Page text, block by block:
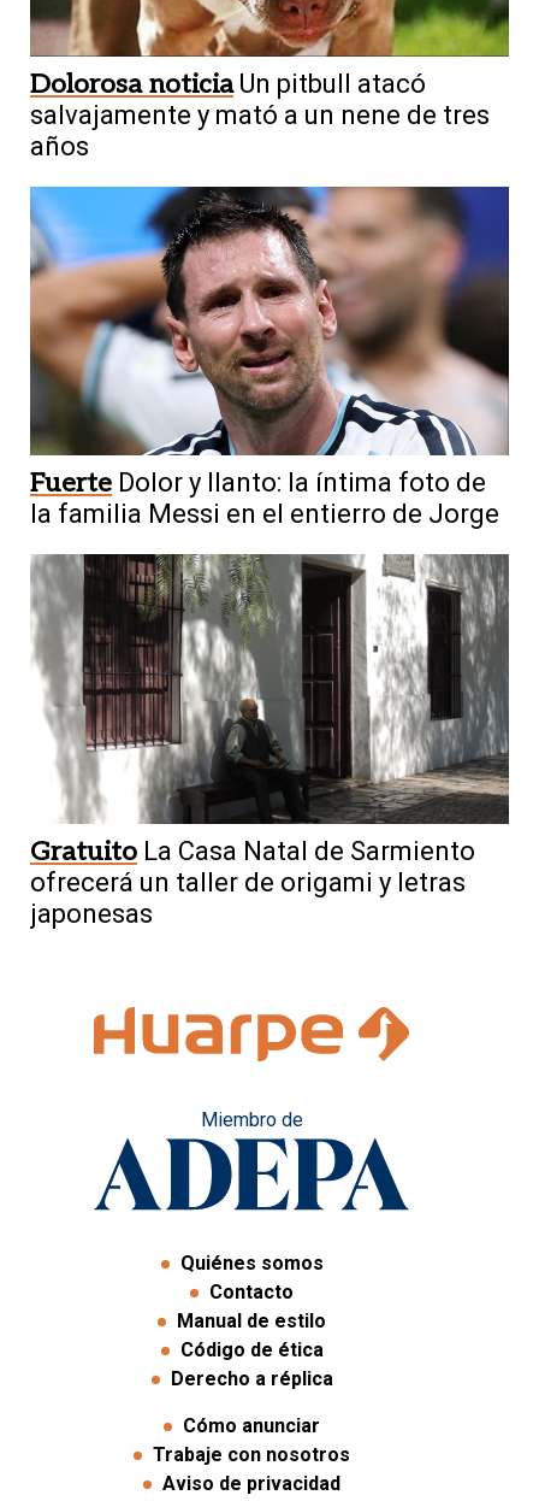
Dolorosa noticia Un pitbull atacó
salvajamente y mató a un nene de tres
años
Fuerte Dolor y llanto: la íntima foto de
la familia Messi en el entierro de Jorge
Gratuito La Casa Natal de Sarmiento
ofrecerá un taller de origami y letras
japonesas
Miembro de
Quiénes somos
Contacto
Manual de estilo
Código de ética
Derecho a réplica
Cómo anunciar
Trabaje con nosotros
Aviso de privacidad